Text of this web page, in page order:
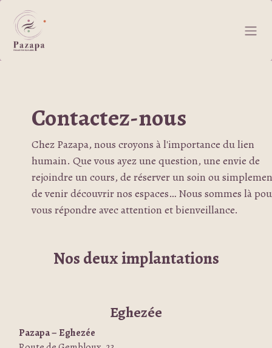
Contactez-nous
Chez Pazapa, nous croyons à l'importance du lien
humain. Que vous ayez une question, une envie de
rejoindre un cours, de réserver un soin ou
de venir découvrir nos espaces… Nous sommes là
vous répondre avec attention et bienveillance.
Nos deux implantations
Eghezée
Pazapa – Eghezée